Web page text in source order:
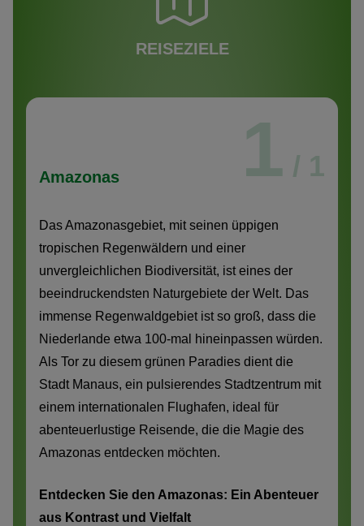
REISEZIELE
Amazonas 1 / 1
Das Amazonasgebiet, mit seinen üppigen
tropischen Regenwäldern und einer
unvergleichlichen Biodiversität, ist eines der
beeindruckendsten Naturgebiete der Welt. Das
immense Regenwaldgebiet ist so groß, dass die
Niederlande etwa 100-mal hineinpassen würden.
Als Tor zu diesem grünen Paradies dient die
Stadt Manaus, ein pulsierendes Stadtzentrum mit
einem internationalen Flughafen, ideal für
abenteuerlustige Reisende, die die Magie des
Amazonas entdecken möchten.
Entdecken Sie den Amazonas: Ein Abenteuer
aus Kontrast und Vielfalt